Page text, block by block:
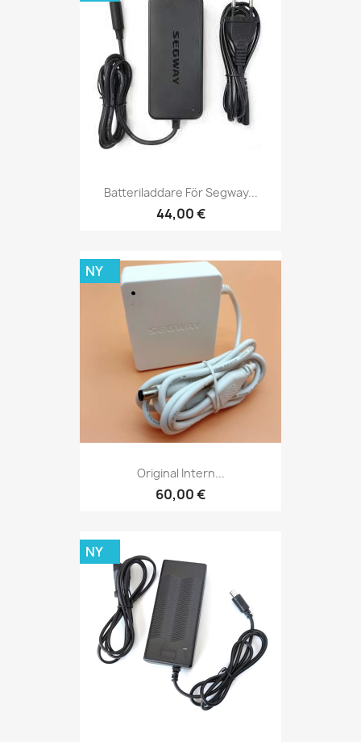
Batteriladdare För Segway...
44,00 €
Original Intern...
60,00 €
NY
NY